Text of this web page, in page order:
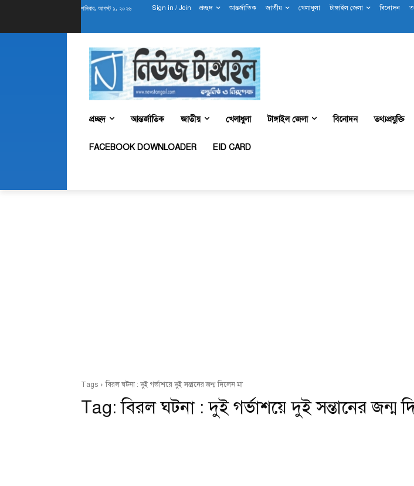
শনিবার, আগস্ট ১, ২০২৬ Sign in / Join প্রচ্ছদ আন্তর্জাতিক জাতীয় খেলাধুলা টাঙ্গাইল জেলা বিনোদন
প্রচ্ছদ আন্তর্জাতিক জাতীয় খেলাধুলা টাঙ্গাইল জেলা বিনোদন তথ্যপ্রযুক্তি
FACEBOOK DOWNLOADER EID CARD
Tags বিরল ঘটনা : দুই গর্ভাশয়ে দুই সন্তানের জন্ম দিলেন মা
Tag:বিরল ঘটনা : দুই গর্ভাশয়ে দুই সন্তানের জন্ম